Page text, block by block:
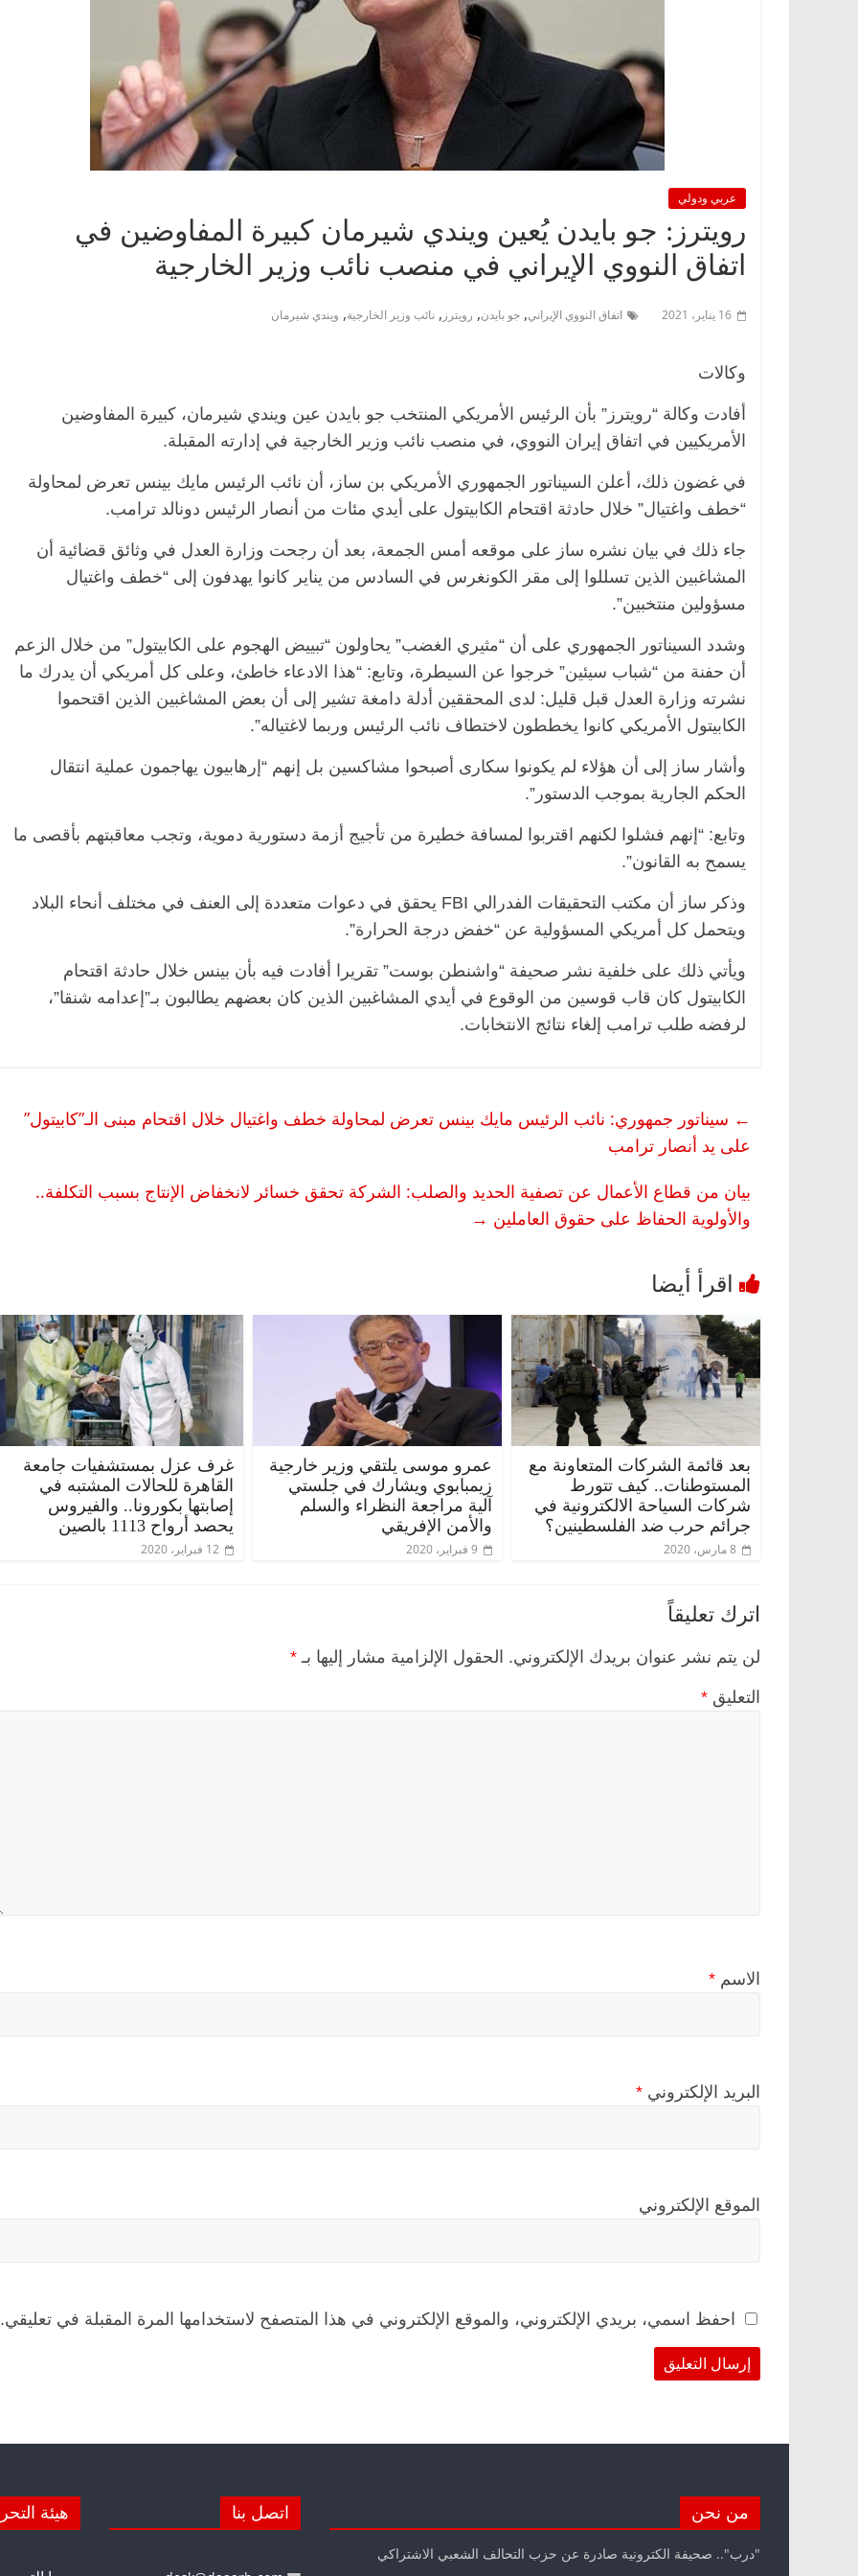
عربي ودولي
رويترز: جو بايدن يُعين ويندي شيرمان كبيرة المفاوضين في
اتفاق النووي الإيراني في منصب نائب وزير الخارجية
16 يناير، 2021 اتفاق النووي الإيراني, جو بايدن, رويترز , نائب وزير الخارجية, ويندي شيرمان
وكالات
أفادت وكالة “رويترز” بأن الرئيس الأمريكي المنتخب جو بايدن عين ويندي شيرمان، كبيرة المفاوضين
الأمريكيين في اتفاق إيران النووي، في منصب نائب وزير الخارجية في إدارته المقبلة.
في غضون ذلك، أعلن السيناتور الجمهوري الأمريكي بن ساز، أن نائب الرئيس مايك بينس تعرض لمحاولة
“خطف واغتيال” خلال حادثة اقتحام الكابيتول على أيدي مئات من أنصار الرئيس دونالد ترامب.
جاء ذلك في بيان نشره ساز على موقعه أمس الجمعة، بعد أن رجحت وزارة العدل في وثائق قضائية أن
المشاغبين الذين تسللوا إلى مقر الكونغرس في السادس من يناير كانوا يهدفون إلى “خطف واغتيال
مسؤولين منتخبين”.
وشدد السيناتور الجمهوري على أن “مثيري الغضب” يحاولون “تبييض الهجوم على الكابيتول” من خلال الزعم
أن حفنة من “شباب سيئين” خرجوا عن السيطرة، وتابع: “هذا الادعاء خاطئ، وعلى كل أمريكي أن يدرك ما
نشرته وزارة العدل قبل قليل: لدى المحققين أدلة دامغة تشير إلى أن بعض المشاغبين الذين اقتحموا
الكابيتول الأمريكي كانوا يخططون لاختطاف نائب الرئيس وربما لاغتياله”.
وأشار ساز إلى أن هؤلاء لم يكونوا سكارى أصبحوا مشاكسين بل إنهم “إرهابيون يهاجمون عملية انتقال
الحكم الجارية بموجب الدستور”.
وتابع: “إنهم فشلوا لكنهم اقتربوا لمسافة خطيرة من تأجيج أزمة دستورية دموية، وتجب معاقبتهم بأقصى ما
يسمح به القانون”.
وذكر ساز أن مكتب التحقيقات الفدرالي FBI يحقق في دعوات متعددة إلى العنف في مختلف أنحاء البلاد
ويتحمل كل أمريكي المسؤولية عن “خفض درجة الحرارة”.
ويأتي ذلك على خلفية نشر صحيفة “واشنطن بوست” تقريرا أفادت فيه بأن بينس خلال حادثة اقتحام
الكابيتول كان قاب قوسين من الوقوع في أيدي المشاغبين الذين كان بعضهم يطالبون بـ”إعدامه شنقا”،
لرفضه طلب ترامب إلغاء نتائج الانتخابات.
← سيناتور جمهوري: نائب الرئيس مايك بينس تعرض لمحاولة خطف واغتيال خلال اقتحام مبنى الـ”كابيتول”
على يد أنصار ترامب
بيان من قطاع الأعمال عن تصفية الحديد والصلب: الشركة تحقق خسائر لانخفاض الإنتاج بسبب التكلفة..
والأولوية الحفاظ على حقوق العاملين →
بعد قائمة الشركات المتعاونة مع
المستوطنات.. كيف تتورط
شركات السياحة الالكترونية في
جرائم حرب ضد الفلسطينين؟
8 مارس، 2020
عمرو موسى يلتقي وزير خارجية
زيمبابوي ويشارك في جلستي
آلية مراجعة النظراء والسلم
والأمن الإفريقي
9 فبراير، 2020
غرف عزل بمستشفيات جامعة
القاهرة للحالات المشتبه في
إصابتها بكورونا.. والفيروس
يحصد أرواح 1113 بالصين
12 فبراير، 2020
اترك تعليقاً
لن يتم نشر عنوان بريدك الإلكتروني. الحقول الإلزامية مشار إليها بـ *
التعليق *
الاسم *
البريد الإلكتروني *
الموقع الإلكتروني
احفظ اسمي، بريدي الإلكتروني، والموقع الإلكتروني في هذا المتصفح لاستخدامها المرة المقبلة في تعليقي.
الخصخصة الذي دافع عن المال العام
قانوني دافع عن قضايا الوطن وانحاز
للحرية (بروفايل)
ميلاده وحيداً على أبواب
من نحن
"درب".. صحيفة الكترونية صادرة عن حزب التحالف الشعبي الاشتراكي
اتصل بنا هيئة